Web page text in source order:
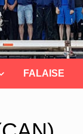
FALAISE